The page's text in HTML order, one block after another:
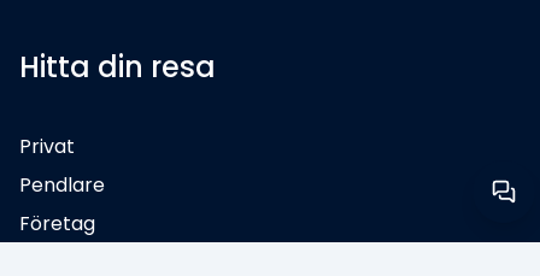
Hitta din resa
Privat
Pendlare
Företag